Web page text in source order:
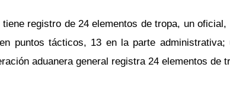
registro de 24 elementos de tropa, un
puntos tácticos, 13 en la parte
aduanera general registra 24 elementos de